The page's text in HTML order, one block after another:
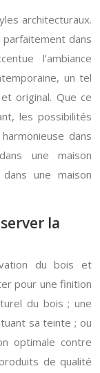
architecturaux.
parfaitement dans
l’ambiance
un tel
original. Que ce
les possibilités
dans
une maison
une maison
la
du bois et
pour une finition
du bois ; une
sa teinte ; ou
optimale contre
de qualité